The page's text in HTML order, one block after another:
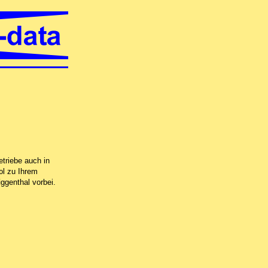
Ort in Gebenstorf, per Fernwartung oder in unserer Computer-Werkstatt in
auch in
zu Ihrem
vorbei.